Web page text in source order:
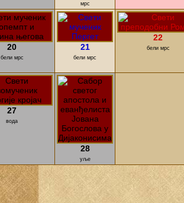
мрс
20
бели мрс
21
бели мрс
22
бели мрс
27
вода
28
уље